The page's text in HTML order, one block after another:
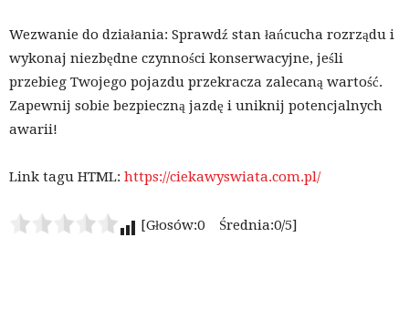
Wezwanie do działania: Sprawdź stan łańcucha rozrządu i
wykonaj niezbędne czynności konserwacyjne, jeśli
przebieg Twojego pojazdu przekracza zalecaną wartość.
Zapewnij sobie bezpieczną jazdę i uniknij potencjalnych
awarii!
Link tagu HTML: https://ciekawyswiata.com.pl/
[Głosów:0 Średnia:0/5]